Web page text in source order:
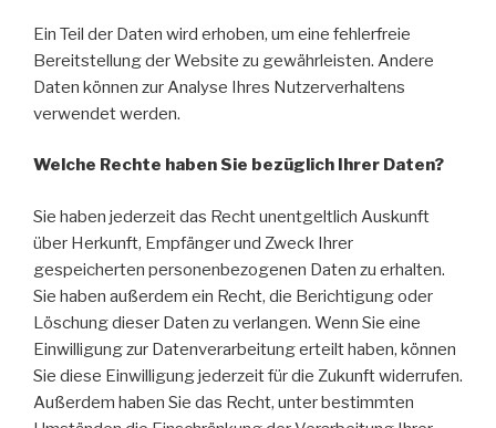
Ein Teil der Daten wird erhoben, um eine fehlerfreie
Bereitstellung der Website zu gewährleisten. Andere
Daten können zur Analyse Ihres Nutzerverhaltens
verwendet werden.
Welche Rechte haben Sie bezüglich Ihrer Daten?
Sie haben jederzeit das Recht unentgeltlich Auskunft
über Herkunft, Empfänger und Zweck Ihrer
gespeicherten personenbezogenen Daten zu erhalten.
Sie haben außerdem ein Recht, die Berichtigung oder
Löschung dieser Daten zu verlangen. Wenn Sie eine
Einwilligung zur Datenverarbeitung erteilt haben, können
Sie diese Einwilligung jederzeit für die Zukunft widerrufen.
Außerdem haben Sie das Recht, unter bestimmten